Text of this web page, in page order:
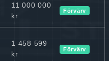
11 000 000
kr
Förvärv
1 458 599
kr
Förvärv